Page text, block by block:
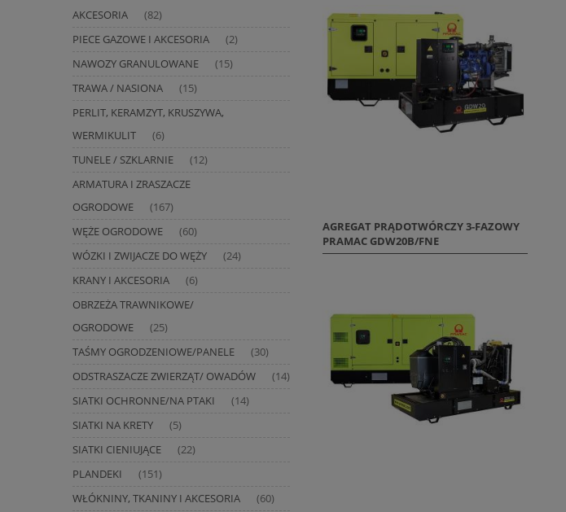
AKCESORIA
(82)
PIECE GAZOWE I AKCESORIA (2)
NAWOZY GRANULOWANE (15)
TRAWA / NASIONA (15)
PERLIT, KERAMZYT, KRUSZYWA,
WERMIKULIT
(6)
TUNELE / SZKLARNIE (12)
ARMATURA I ZRASZACZE
OGRODOWE
(167)
WĘŻE OGRODOWE (60)
WÓZKI I ZWIJACZE DO WĘŻY (24)
KRANY I AKCESORIA (6)
OBRZEŻA TRAWNIKOWE/
OGRODOWE
(25)
TAŚMY OGRODZENIOWE/PANELE (30)
ODSTRASZACZE ZWIERZĄT/ OWADÓW (14)
SIATKI OCHRONNE/NA PTAKI (14)
SIATKI NA KRETY (5)
SIATKI CIENIUJĄCE (22)
PLANDEKI (151)
WŁÓKNINY, TKANINY I AKCESORIA (60)
AGREGAT PRĄDOTWÓRCZY 3-FAZOWY
PRAMAC GDW20B/FNE